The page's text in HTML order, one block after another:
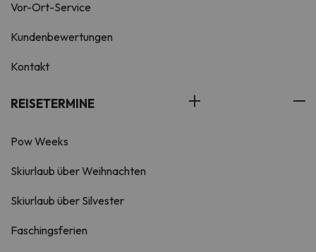
Vor-Ort-Service
Kundenbewertungen
Kontakt
REISETERMINE
Pow Weeks
Skiurlaub über Weihnachten
Skiurlaub über Silvester
Faschingsferien